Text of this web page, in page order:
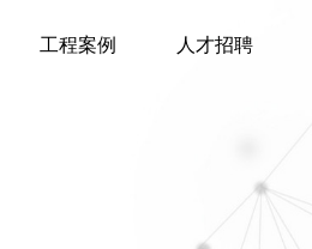
工程案例 人才招聘